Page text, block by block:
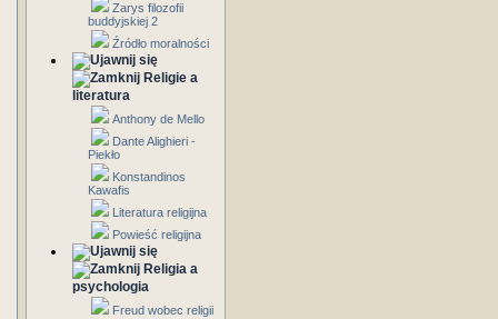
Zarys filozofii
buddyjskiej 2
Źródło moralności
Religie a
literatura
Anthony de Mello
Dante Alighieri -
Piekło
Konstandinos
Kawafis
Literatura religijna
Powieść religijna
Religia a
psychologia
Freud wobec religii